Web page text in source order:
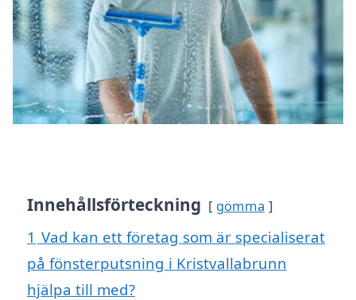
Innehållsförteckning gömma
1 Vad kan ett företag som är specialiserat
på fönsterputsning i Kristvallabrunn
hjälpa till med?